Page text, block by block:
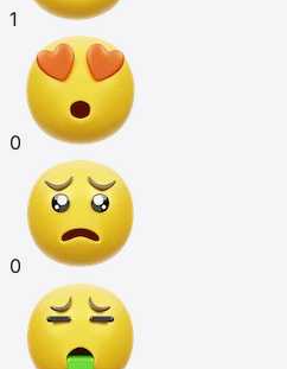
1
0
0